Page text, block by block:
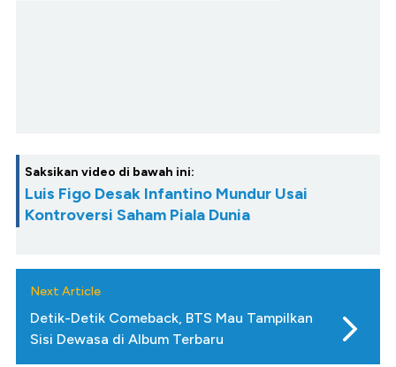
Saksikan video di bawah ini:
Luis Figo Desak Infantino Mundur Usai
Kontroversi Saham Piala Dunia
Next Article
Detik-Detik Comeback, BTS Mau Tampilkan
Sisi Dewasa di Album Terbaru